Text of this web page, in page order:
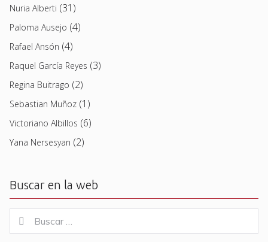
Nuria Alberti (31)
Paloma Ausejo (4)
Rafael Ansón (4)
Raquel García Reyes (3)
Regina Buitrago (2)
Sebastian Muñoz (1)
Victoriano Albillos (6)
Yana Nersesyan (2)
Buscar en la web
for:
Buscar